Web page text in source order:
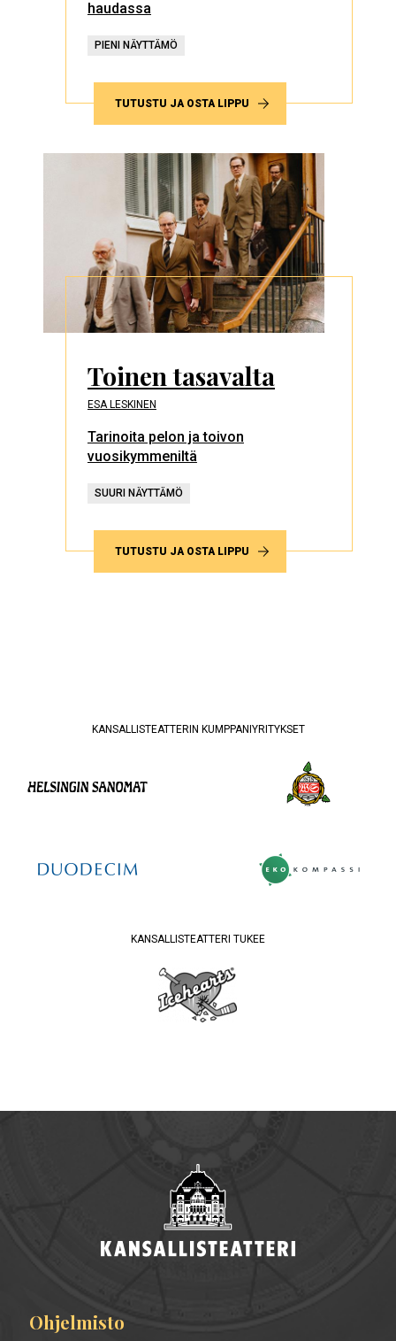
haudassa
PIENI NÄYTTÄMÖ
TUTUSTU JA OSTA LIPPU
Toinen tasavalta
ESA LESKINEN
Tarinoita pelon ja toivon
vuosikymmeniltä
SUURI NÄYTTÄMÖ
TUTUSTU JA OSTA LIPPU
KANSALLISTEATTERIN KUMPPANIYRITYKSET
KANSALLISTEATTERI TUKEE
Alatunnisteen
Ohjelmisto